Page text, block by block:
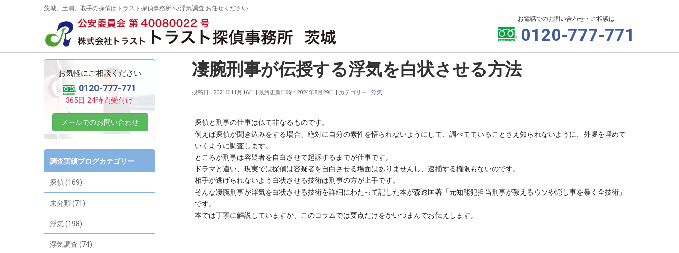
茨城、土浦、取手の探偵はトラスト探偵事務所へ/浮気調査 お任せください
お電話でのお問い合わせ・ご相談は
0120-777-771
トラスト探偵事務所 調査実績ブログ
HOME» トラスト探偵事務所 調査実績ブログ » 浮気» 凄腕刑事が伝授する浮気を白状させる方法
凄腕刑事が伝授する浮気を白状させる方法
投稿日 : 2021年11月16日 最終更新日時 : 2024年8月29日 カテゴリー : 浮気
探偵と刑事の仕事は似て非なるものです。
例えば探偵が聞き込みをする場合、絶対に自分の素性を悟られないようにして、調べてていることさえ知られないように、外堀を埋めて
いくように調査します。
ところが刑事は容疑者を自白させて起訴するまでが仕事です。
ドラマと違い、現実では探偵は容疑者を自白させる場面はありませんし、逮捕する権限もないのです。
相手が逃げられないよう白状させる技術は刑事の方が上手です。
そんな凄腕刑事が浮気を白状させる技術を詳細にわたって記した本が森透匡著「元知能犯担当刑事が教えるウソや隠し事を暴く全技術」
です。
本では丁寧に解説していますが、このコラムでは要点だけをかいつまんでお伝えします。
お気軽にご相談ください
0120-777-771
365日 24時間受付け
メールでのお問い合わせ
調査実績ブログカテゴリー
探偵 (169)
未分類 (71)
浮気 (198)
浮気調査 (74)